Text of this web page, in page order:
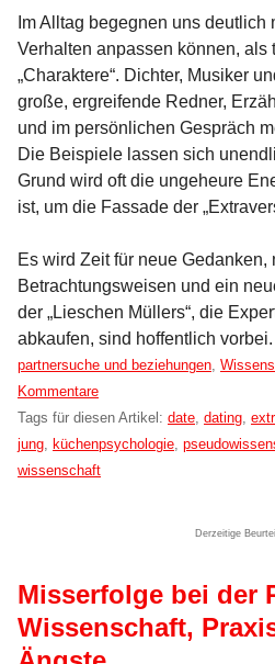
Im Alltag begegnen uns
Verhalten anpassen können, als
„Charaktere“. Dichter, Musiker
große, ergreifende Redner,
und im persönlichen Gespräch
Die Beispiele lassen sich
Grund wird oft die ungeheure
ist, um die Fassade der
Es wird Zeit für neue Gedanken,
Betrachtungsweisen und ein
der „Lieschen Müllers“, die
abkaufen, sind hoffentlich vorbei.
Kategorien:
partnersuche und beziehungen,
Kommentare
Tags für diesen Artikel: date, dating,
jung, küchenpsychologie,
wissenschaft
Derzeitige
Misserfolge bei der
Wissenschaft,